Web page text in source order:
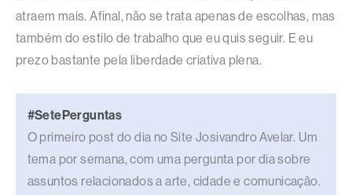
atraem mais. Afinal, não se trata apenas de escolhas, mas
também do estilo de trabalho que eu quis seguir. E eu
prezo bastante pela liberdade criativa plena.
#SetePerguntas
O primeiro post do dia no Site Josivandro Avelar. Um
tema por semana, com uma pergunta por dia sobre
assuntos relacionados a arte, cidade e comunicação.